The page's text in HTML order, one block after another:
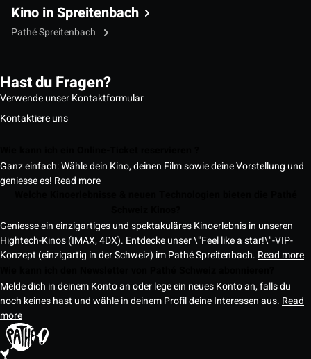
Kino in Spreitenbach
Pathé Spreitenbach
Hast du Fragen?
Verwende unser Kontaktformular
Kontaktiere uns
Ganz einfach: Wähle dein Kino, deinen Film sowie deine Vorstellung und
geniesse es! Read more
Geniesse ein einzigartiges und spektakuläres Kinoerlebnis in unseren
Hightech-Kinos (IMAX, 4DX). Entdecke unser \"Feel like a star!\"-VIP-
Konzept (einzigartig in der Schweiz) im Pathé Spreitenbach. Read more
Melde dich in deinem Konto an oder lege ein neues Konto an, falls du
noch keines hast und wähle in deinem Profil deine Interessen aus. Read
more